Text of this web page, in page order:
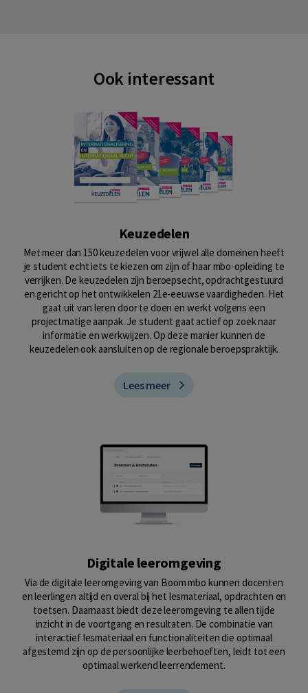
Ook interessant
Keuzedelen
Met meer dan 150 keuzedelen voor vrijwel alle domeinen heeft
je student echt iets te kiezen om zijn of haar mbo-opleiding te
verrijken. De keuzedelen zijn beroepsecht, opdrachtgestuurd
en gericht op het ontwikkelen 21e-eeuwse vaardigheden. Het
gaat uit van leren door te doen en werkt volgens een
projectmatige aanpak. Je student gaat actief op zoek naar
informatie en werkwijzen. Op deze manier kunnen de
keuzedelen ook aansluiten op de regionale beroepspraktijk.
Lees meer
Digitale leeromgeving
Via de digitale leeromgeving van Boom mbo kunnen docenten
en leerlingen altijd en overal bij het lesmateriaal, opdrachten en
toetsen. Daarnaast biedt deze leeromgeving te allen tijde
inzicht in de voortgang en resultaten. De combinatie van
interactief lesmateriaal en functionaliteiten die optimaal
afgestemd zijn op de persoonlijke leerbehoeften, leidt tot een
optimaal werkend leerrendement.